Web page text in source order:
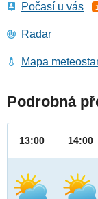
Počasí u vás 1
Radar
Mapa
Podrobná
13:00 14:00